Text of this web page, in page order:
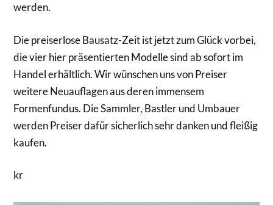
werden.
Die preiserlose Bausatz-Zeit ist jetzt zum Glück vorbei,
die vier hier präsentierten Modelle sind ab sofort im
Handel erhältlich. Wir wünschen uns von Preiser
weitere Neuauflagen aus deren immensem
Formenfundus. Die Sammler, Bastler und Umbauer
werden Preiser dafür sicherlich sehr danken und fleißig
kaufen.
kr